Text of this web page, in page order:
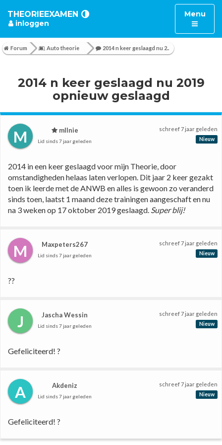
Toggle
THEORIEEXAMEN
inloggen
Forum Auto theorie 2014 n keer geslaagd nu 2..
2014 n keer geslaagd nu 2019
opnieuw geslaagd
schreef7 jaar geleden
Nieuw
M mllnie
Lid sinds7 jaar geleden
2014 in een keer geslaagd voor mijn Theorie, door
omstandigheden helaas laten verlopen. Dit jaar 2 keer gezakt
toen ik leerde met de ANWB en alles is gewoon zo veranderd
sinds toen, laatst 1 maand deze trainingen aangeschaft en nu
na 3 weken op 17 oktober 2019 geslaagd. Super blij!
schreef7 jaar geleden
Nieuw
M Maxpeters267
Lid sinds7 jaar geleden
??
schreef7 jaar geleden
Nieuw
J Jascha Wessin
Lid sinds7 jaar geleden
Gefeliciteerd! ?
schreef7 jaar geleden
Nieuw
A Akdeniz
Lid sinds7 jaar geleden
Gefeliciteerd! ?